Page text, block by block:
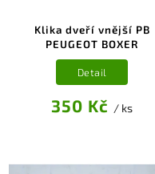
Klika dveří vnější PB
PEUGEOT BOXER
350 Kč / ks
Detail